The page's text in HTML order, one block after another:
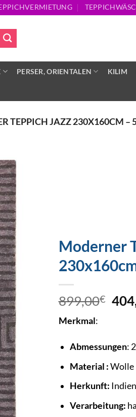
PERSER, ORIENTALEN KILIM
TEPPICH JAZZ 230X160CM –
Moderner
899,00€
Merkmal:
Abmessungen:
Material :Wolle
Herkunft: Indien
Verarbeitung: